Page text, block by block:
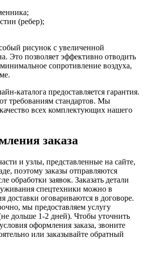
(ребер);
рисунок с увеличенной
Это позволяет эффективно отводить
сопротивление воздуха,
каталога предоставляется гарантия.
требованиям стандартов. Мы
всех комплектующих нашего
заказа
и узлы, представленные на сайте,
поэтому заказы отправляются
обработки заявок. Заказать детали
спецтехники можно в
доставки оговариваются в договоре.
мы предоставляем услугу
дольше 1-2 дней). Чтобы уточнить
оформления заказа, звоните
или заказывайте обратный